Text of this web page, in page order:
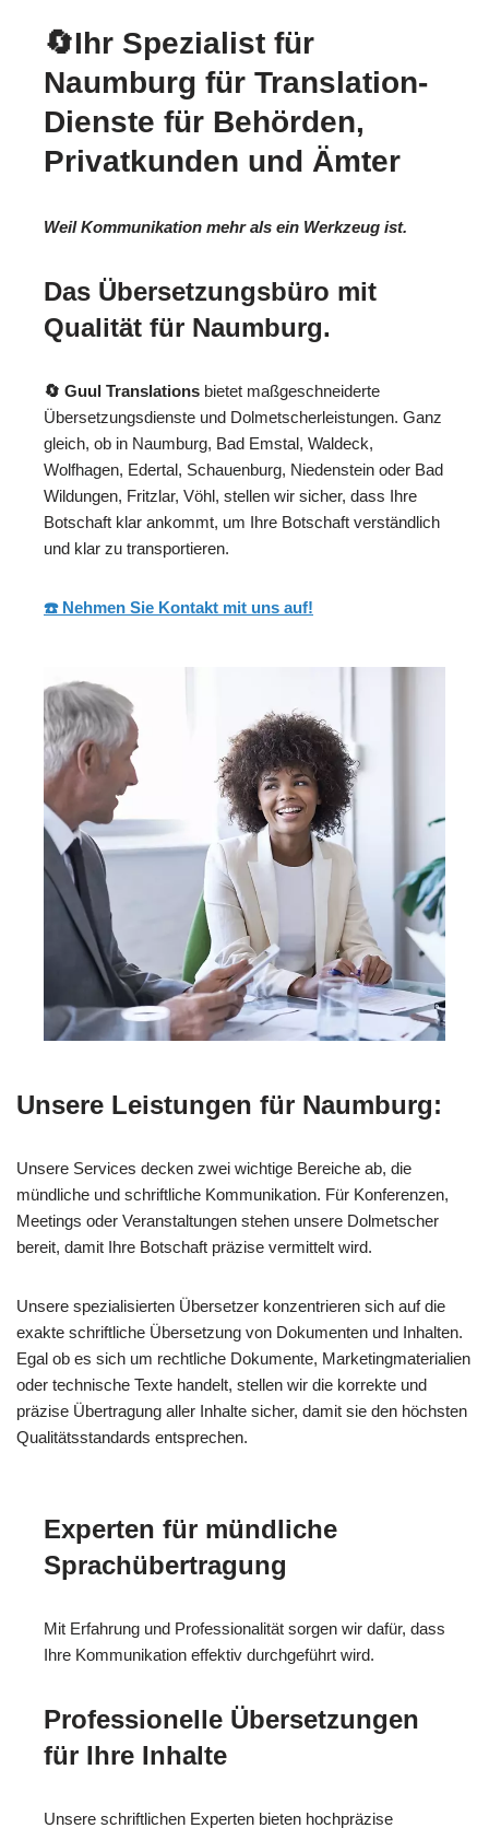
🔄Ihr Spezialist für
Naumburg für Translation-
Dienste für Behörden,
Privatkunden und Ämter
Weil Kommunikation mehr als ein Werkzeug ist.
Das Übersetzungsbüro mit
Qualität für Naumburg.
🔄 Guul Translations bietet maßgeschneiderte
Übersetzungsdienste und Dolmetscherleistungen. Ganz
gleich, ob in Naumburg, Bad Emstal, Waldeck,
Wolfhagen, Edertal, Schauenburg, Niedenstein oder Bad
Wildungen, Fritzlar, Vöhl, stellen wir sicher, dass Ihre
Botschaft klar ankommt, um Ihre Botschaft verständlich
und klar zu transportieren.
☎️ Nehmen Sie Kontakt mit uns auf!
Unsere Leistungen für Naumburg:
Unsere Services decken zwei wichtige Bereiche ab, die
mündliche und schriftliche Kommunikation. Für Konferenzen,
Meetings oder Veranstaltungen stehen unsere Dolmetscher
bereit, damit Ihre Botschaft präzise vermittelt wird.
Unsere spezialisierten Übersetzer konzentrieren sich auf die
exakte schriftliche Übersetzung von Dokumenten und Inhalten.
Egal ob es sich um rechtliche Dokumente, Marketingmaterialien
oder technische Texte handelt, stellen wir die korrekte und
präzise Übertragung aller Inhalte sicher, damit sie den höchsten
Qualitätsstandards entsprechen.
Experten für mündliche
Sprachübertragung
Mit Erfahrung und Professionalität sorgen wir dafür, dass
Ihre Kommunikation effektiv durchgeführt wird.
Professionelle Übersetzungen
für Ihre Inhalte
Unsere schriftlichen Experten bieten hochpräzise